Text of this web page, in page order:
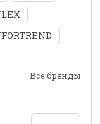
Все бренды